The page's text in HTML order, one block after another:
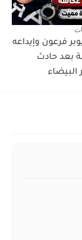
فرعون وإيداعه
بعد حادث
البيضاء